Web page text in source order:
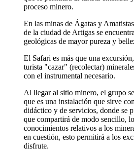
proceso minero.
En las minas de Ágatas y
de la ciudad de Artigas se
geológicas de mayor pureza y
El Safari es más que una
turista "cazar" (recolectar)
con el instrumental necesario.
Al llegar al sitio minero, el grupo
que es una instalación que sirve
didáctico y de servicios, donde se
que compartirá de modo sencillo,
conocimientos relativos a los
en cuestión, esto permitirá a los
disfrute.